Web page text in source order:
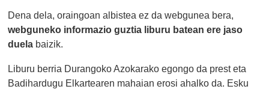
Dena dela, oraingoan albistea ez da webgunea bera,
webguneko informazio guztia liburu batean ere jaso
duela baizik.
Liburu berria Durangoko Azokarako egongo da prest eta
Badihardugu Elkartearen mahaian erosi ahalko da. Esku